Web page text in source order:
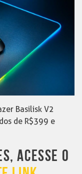
Basilisk V2
de R$399 e
ACESSE O